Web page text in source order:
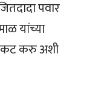
पवार
यांच्या
करु अशी